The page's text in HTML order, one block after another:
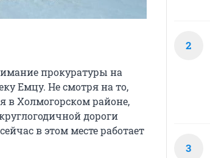
прокуратуры на
Емцу. Не смотря на то,
в Холмогорском районе,
дороги
в этом месте работает
2
3